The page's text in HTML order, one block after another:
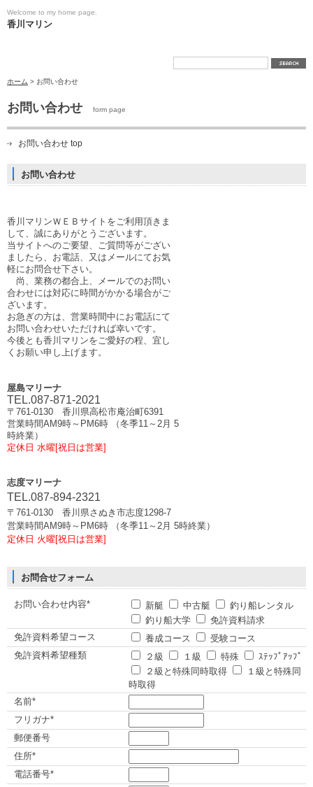
Welcome to my home page.
香川マリン
ホーム > お問い合わせ
お問い合わせ form page
お問い合わせ top
お問い合わせ
香川マリンＷＥＢサイトをご利用頂きま
して、誠にありがとうございます。
当サイトへのご要望、ご質問等がござい
ましたら、お電話、又はメールにてお気
軽にお問合せ下さい。
尚、業務の都合上、メールでのお問い
合わせには対応に時間がかかる場合がご
ざいます。
お急ぎの方は、営業時間中にお電話にて
お問い合わせいただければ幸いです。
今後とも香川マリンをご愛好の程、宜し
くお願い申し上げます。
屋島マリーナ
TEL.087-871-2021
〒761-0130 香川県高松市庵治町6391
営業時間AM9時～PM6時 （冬季11～2月 5
時終業）
定休日 水曜[祝日は営業]
志度マリーナ
TEL.087-894-2321
〒761-0130 香川県さぬき市志度1298-7
営業時間AM9時～PM6時 （冬季11～2月 5時終業）
定休日 火曜[祝日は営業]
お問合せフォーム
お問い合わせ内容* 新艇 中古艇
釣り船レンタル
釣り船大学
免許資料請求
免許資料希望コース
養成コース
受験コース
免許資料希望種類
２級 １級 特殊
ｽﾃｯﾌﾟｱｯﾌﾟ
２級と特殊同時取得
１級と特殊同
時取得
名前*
フリガナ*
郵便番号
住所*
電話番号*